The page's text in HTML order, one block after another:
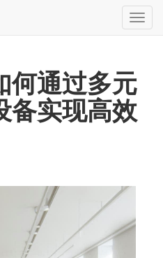
切
换
何通过多元
备实现高效